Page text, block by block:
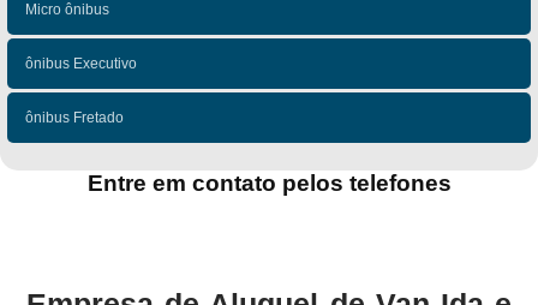
Micro ônibus
ônibus Executivo
ônibus Fretado
Entre em contato pelos telefones